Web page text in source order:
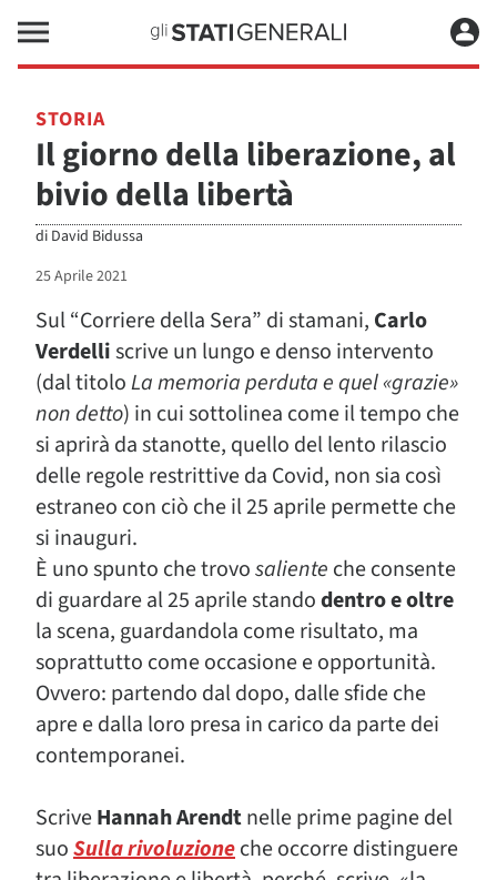
STORIA
Il giorno della liberazione, al
bivio della libertà
di David Bidussa
25 Aprile 2021
Sul “Corriere della Sera” di stamani, Carlo
Verdelliscrive un lungo e denso intervento
(dal titoloLa memoria perduta e quel «grazie»
non detto) in cui sottolinea come il tempo che
si aprirà da stanotte, quello del lento rilascio
delle regole restrittive da Covid, non sia così
estraneo con ciò che il 25 aprile permette che
si inauguri.
È uno spunto che trovosaliente che consente
di guardare al 25 aprile standodentro e oltre
la scena, guardandola come risultato, ma
soprattutto come occasione e opportunità.
Ovvero: partendo dal dopo, dalle sfide che
apre e dalla loro presa in carico da parte dei
contemporanei.
ScriveHannah Arendtnelle prime pagine del
suoSulla rivoluzioneche occorre distinguere